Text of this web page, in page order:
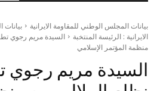
بيانات المجلس الوطني للمقاومة الايرانية
الايرانية : الرئيسة المنتخبة
السيدة مريم رجوي
منظمة المؤتمر الإسلامي
السيدة مريم رجوي